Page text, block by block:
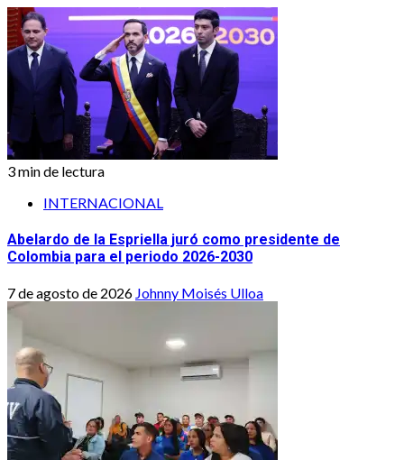
3 min de lectura
INTERNACIONAL
Abelardo de la Espriella juró como presidente de
Colombia para el periodo 2026-2030
7 de agosto de 2026 Johnny Moisés Ulloa